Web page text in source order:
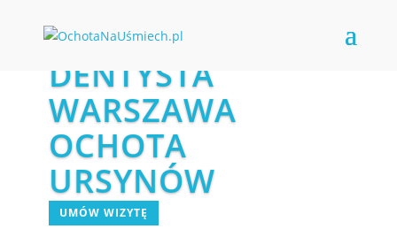
DENTYSTA
WARSZAWA
OCHOTA
URSYNÓW
UMÓW WIZYTĘ